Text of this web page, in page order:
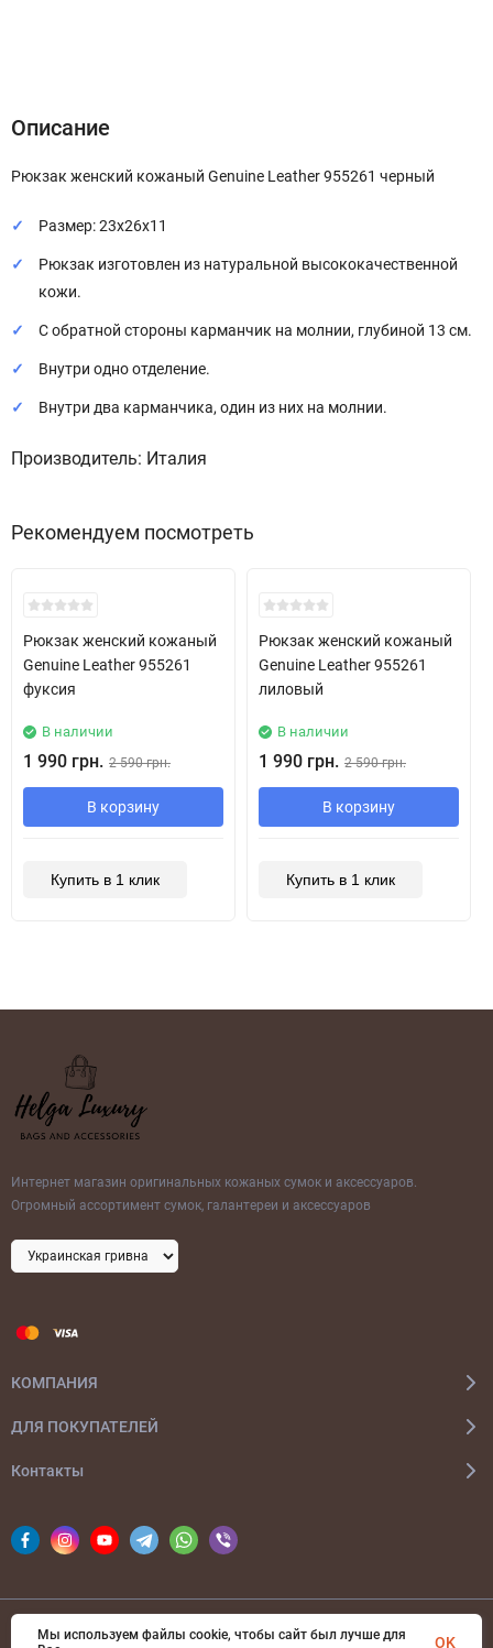
Описание
Рюкзак женский кожаный Genuine Leather 955261 черный
Размер: 23х26х11
Рюкзак изготовлен из натуральной высококачественной
кожи.
С обратной стороны карманчик на молнии, глубиной 13 см.
Внутри одно отделение.
Внутри два карманчика, один из них на молнии.
Производитель: Италия
Рекомендуем посмотреть
Скидка!
Рюкзак женский кожаный
Genuine Leather 955261
фуксия
В наличии
1 990 грн. 2 590 грн.
В корзину
Купить в 1 клик
Скидка!
Рюкзак женский кожаный
Genuine Leather 955261
лиловый
В наличии
1 990 грн. 2 590 грн.
В корзину
Купить в 1 клик
Интернет магазин оригинальных кожаных сумок и аксессуаров.
Огромный ассортимент сумок, галантереи и аксессуаров
КОМПАНИЯ
ДЛЯ ПОКУПАТЕЛЕЙ
Контакты
© 2026 bags-ua.com Все права защищены
Мы используем файлы cookie, чтобы сайт был лучше для
OK